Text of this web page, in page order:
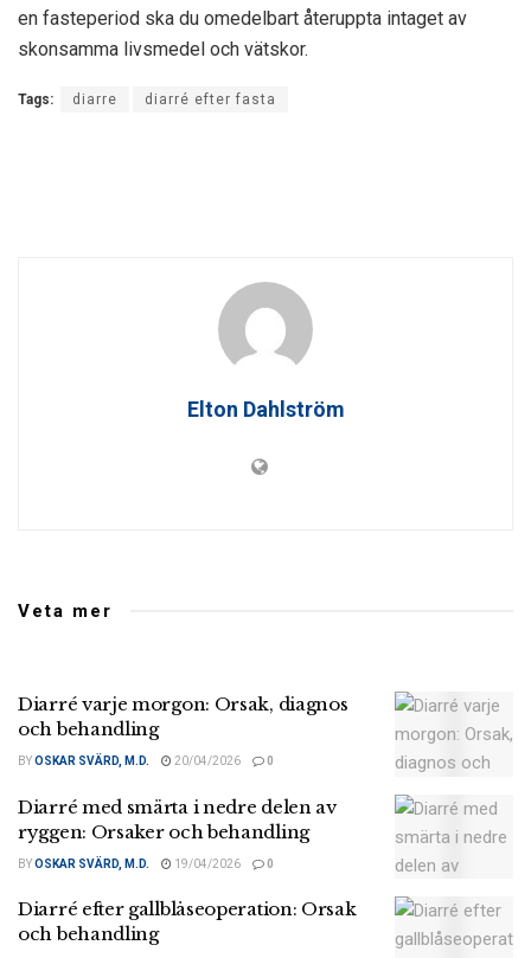
en fasteperiod ska du omedelbart återuppta intaget av
skonsamma livsmedel och vätskor.
Tags: diarre diarré efter fasta
Elton Dahlström
Veta mer
Diarré varje morgon: Orsak, diagnos
och behandling
BYOSKAR SVÄRD, M.D. 20/04/2026 0
Diarré med smärta i nedre delen av
ryggen: Orsaker och behandling
BYOSKAR SVÄRD, M.D. 19/04/2026 0
Diarré efter gallblåseoperation: Orsak
och behandling